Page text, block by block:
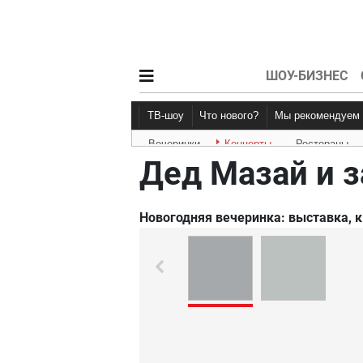
ШОУ-БИЗНЕС
ТВ-шоу Что нового?
Новости афиши Рецензии
Мы рекомендуем
Вечеринки Концерты Рестораны
Дед Мазай и
Новогодняя вечеринка: выставка,